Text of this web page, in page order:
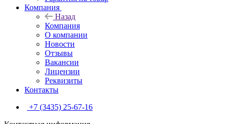
Компания
Назад
Компания
О компании
Новости
Отзывы
Вакансии
Лицензии
Реквизиты
Контакты
+7 (3435) 25-67-16